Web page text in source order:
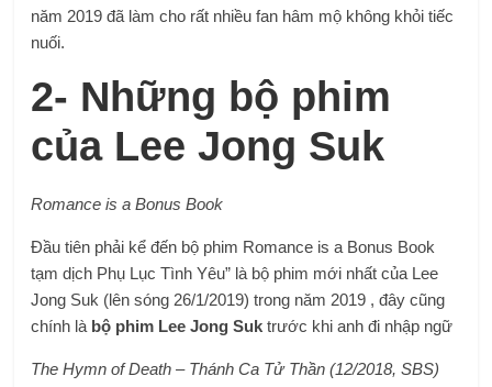
năm 2019 đã làm cho rất nhiều fan hâm mộ không khỏi tiếc
nuối.
2- Những bộ phim
của Lee Jong Suk
Romance is a Bonus Book
Đầu tiên phải kể đến bộ phim Romance is a Bonus Book
tạm dịch Phụ Lục Tình Yêu” là bộ phim mới nhất của Lee
Jong Suk (lên sóng 26/1/2019) trong năm 2019 , đây cũng
chính là bộ phim Lee Jong Suk trước khi anh đi nhập ngữ
The Hymn of Death – Thánh Ca Tử Thần (12/2018, SBS)